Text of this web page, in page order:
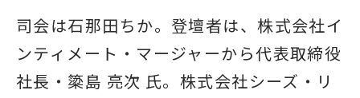
司会は石那田ちか。登壇者は、株式会社イ
ンティメート・マージャーから代表取締役
社長・簗島 亮次 氏。株式会社シーズ・リ